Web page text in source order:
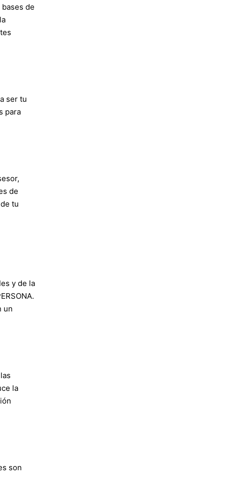
de
ser tu
para
de
tu
y de la
un
la
son